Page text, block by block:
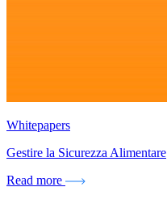
Whitepapers
Gestire la Sicurezza Alimentare
Read more